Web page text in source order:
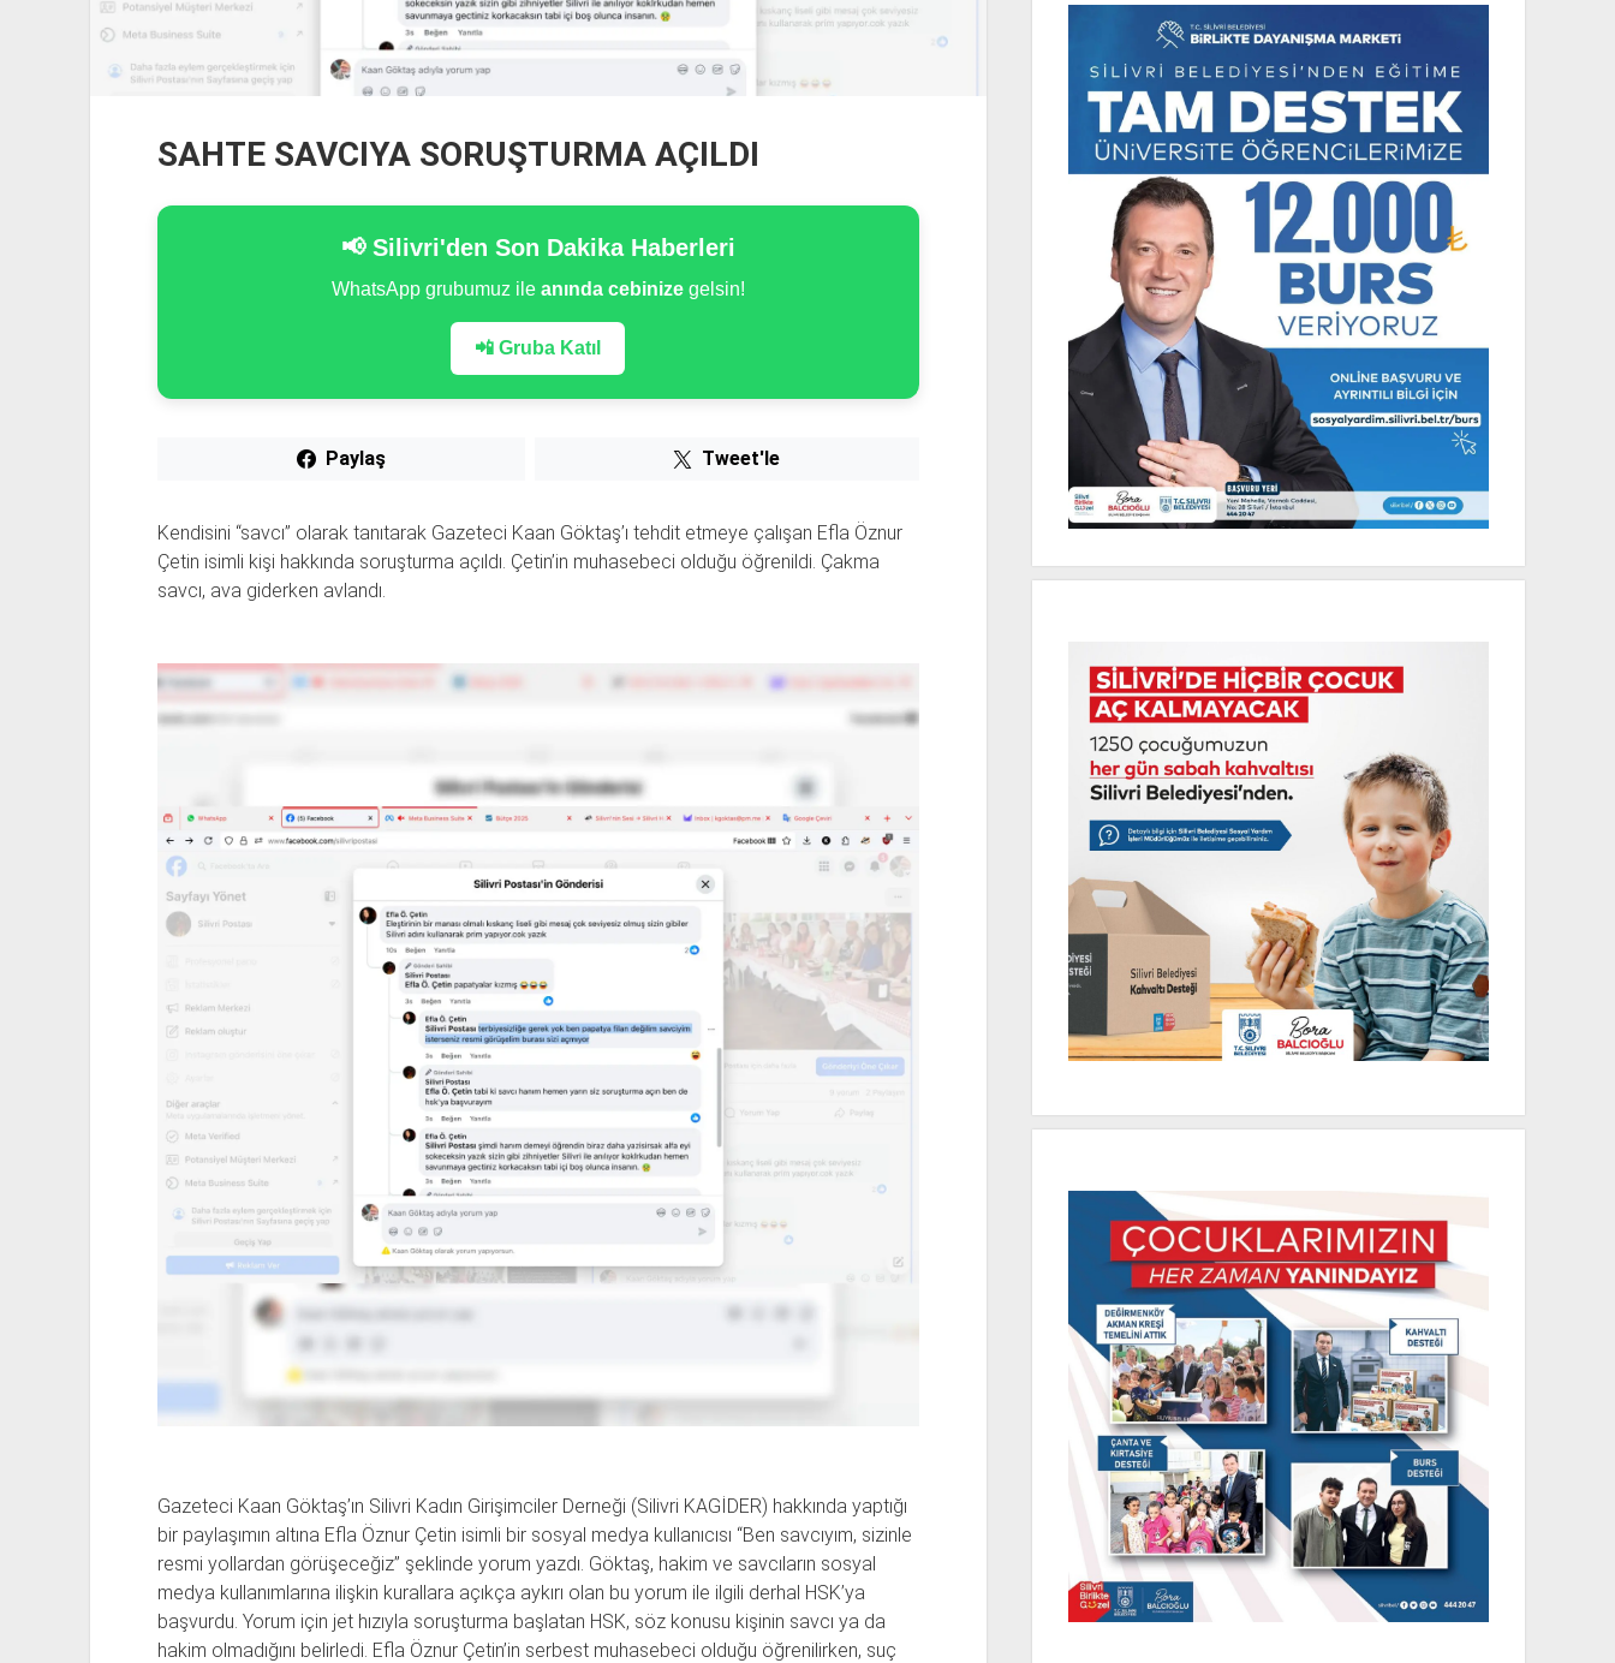
SAHTE SAVCIYA SORUŞTURMA AÇILDI
📢 Silivri'den Son Dakika Haberleri
WhatsApp grubumuz ile anında cebinizegelsin!
📲 Gruba Katıl
Paylaş Tweet'le
Kendisini “savcı” olarak tanıtarak Gazeteci Kaan Göktaş’ı tehdit etmeye çalışan Efla Öznur
Çetin isimli kişi hakkında soruşturma açıldı. Çetin’in muhasebeci olduğu öğrenildi. Çakma
savcı, ava giderken avlandı.
Gazeteci Kaan Göktaş’ın Silivri Kadın Girişimciler Derneği (Silivri KAGİDER) hakkında yaptığı
bir paylaşımın altına Efla Öznur Çetin isimli bir sosyal medya kullanıcısı “Ben savcıyım, sizinle
resmi yollardan görüşeceğiz” şeklinde yorum yazdı. Göktaş, hakim ve savcıların sosyal
medya kullanımlarına ilişkin kurallara açıkça aykırı olan bu yorum ile ilgili derhal HSK’ya
başvurdu. Yorum için jet hızıyla soruşturma başlatan HSK, söz konusu kişinin savcı ya da
hakim olmadığını belirledi. Efla Öznur Çetin’in serbest muhasebeci olduğu öğrenilirken, suç